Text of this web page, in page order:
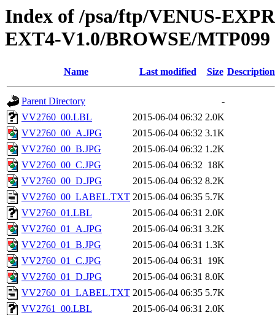
Index of /psa/ftp/VENUS-
EXT4-V1.0/BROWSE/MTP099
Name Last modified Size Description
Parent Directory
-
VV2760_00.LBL
2015-06-04 06:32 2.0K
VV2760_00_A.JPG
2015-06-04 06:32 3.1K
VV2760_00_B.JPG
2015-06-04 06:32 1.2K
VV2760_00_C.JPG
2015-06-04 06:32 18K
VV2760_00_D.JPG
2015-06-04 06:32 8.2K
VV2760_00_LABEL.TXT 2015-06-04 06:35 5.7K
VV2760_01.LBL
2015-06-04 06:31 2.0K
VV2760_01_A.JPG
2015-06-04 06:31 3.2K
VV2760_01_B.JPG
2015-06-04 06:31 1.3K
VV2760_01_C.JPG
2015-06-04 06:31 19K
VV2760_01_D.JPG
2015-06-04 06:31 8.0K
VV2760_01_LABEL.TXT 2015-06-04 06:35 5.7K
VV2761_00.LBL
2015-06-04 06:31 2.0K